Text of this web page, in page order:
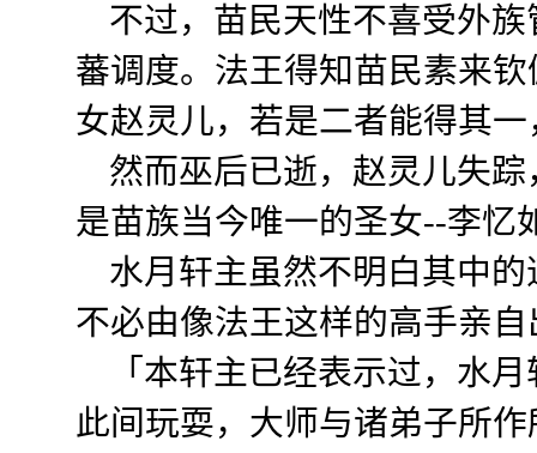
不过，苗民天性不喜受外族
蕃调度。法王得知苗民素来
女赵灵儿，若是二者能得其
然而巫后已逝，赵灵儿失踪
是苗族当今唯一的圣女--李忆
水月轩主虽然不明白其中的
不必由像法王这样的高手亲
「本轩主已经表示过，水月
此间玩耍，大师与诸弟子所